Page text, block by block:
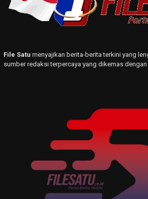
File Satu menyajikan berita-berita terkini yang
sumber redaksi terpercaya yang dikemas